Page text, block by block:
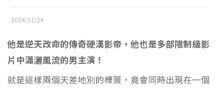
2024/11/24
他是逆天改命的傳奇硬漢影帝，他也是多部限制級影
片中瀟灑風流的男主演！
就是這樣兩個天差地別的標簽，竟會同時出現在一個